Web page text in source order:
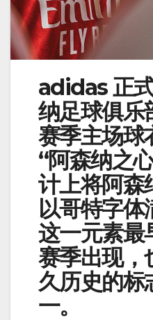
adidas 正
纳足球俱
赛季主场球
“阿森纳之
计上将阿森
以哥特字体
这一元素最
赛季出现，
久历史的标
一。